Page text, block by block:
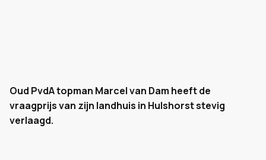
Oud PvdA topman Marcel van Dam heeft de
vraagprijs van zijn landhuis in Hulshorst stevig
verlaagd.